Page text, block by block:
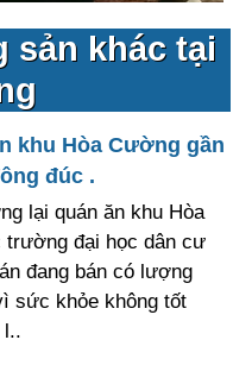
sản khác tại
khu Hòa Cường gần
đúc .
lại quán ăn khu Hòa
trường đại học dân cư
đang bán có lượng
sức khỏe không tốt
l..